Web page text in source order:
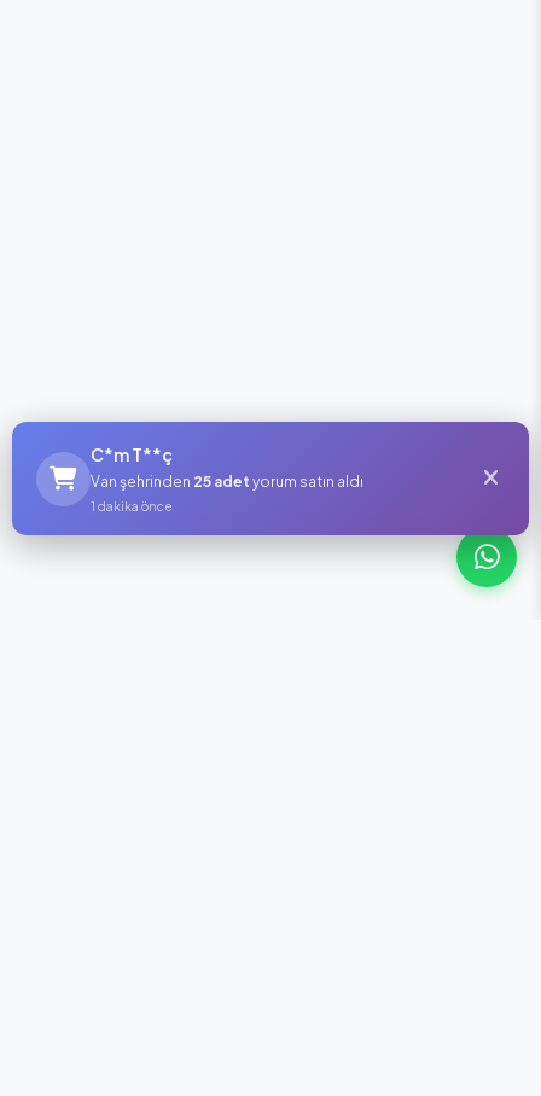
C*m T**ç
Van şehrinden 25 adet yorum satın aldı
1 dakika önce